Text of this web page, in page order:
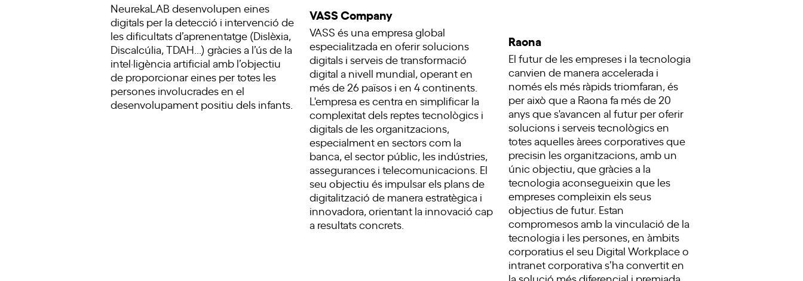
NeurekaLAB desenvolupen eines
digitals per la detecció i intervenció de
les dificultats d’aprenentatge (Dislèxia,
Discalcúlia, TDAH...) gràcies a l’ús de la
intel·ligència artificial amb l’objectiu
de proporcionar eines per totes les
persones involucrades en el
desenvolupament positiu dels infants.
VASS Company
VASS és una empresa global
especialitzada en oferir solucions
digitals i serveis de transformació
digital a nivell mundial, operant en
més de 26 països i en 4 continents.
L'empresa es centra en simplificar la
complexitat dels reptes tecnològics i
digitals de les organitzacions,
especialment en sectors com la
banca, el sector públic, les indústries,
assegurances i telecomunicacions. El
seu objectiu és impulsar els plans de
digitalització de manera estratègica i
innovadora, orientant la innovació cap
a resultats concrets.
Raona
El futur de les empreses i la tecnologia
canvien de manera accelerada i
només els més ràpids triomfaran, és
per això que a Raona fa més de 20
anys que s'avancen al futur per oferir
solucions i serveis tecnològics en
totes aquelles àrees corporatives que
precisin les organitzacions, amb un
únic objectiu, que gràcies a la
tecnologia aconsegueixin que les
empreses compleixin els seus
objectius de futur. Estan
compromesos amb la vinculació de la
tecnologia i les persones, en àmbits
corporatius el seu Digital Workplace o
intranet corporativa s’ha convertit en